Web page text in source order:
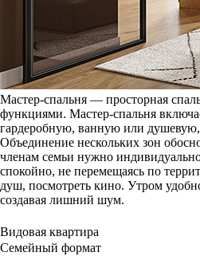
Мастер-спальня — просторная
функциями. Мастер-спальня
гардеробную, ванную или
Объединение нескольких зон
членам семьи нужно
спокойно, не перемещаясь по
душ, посмотреть кино. Утром
создавая лишний шум.
Видовая квартира
Семейный формат